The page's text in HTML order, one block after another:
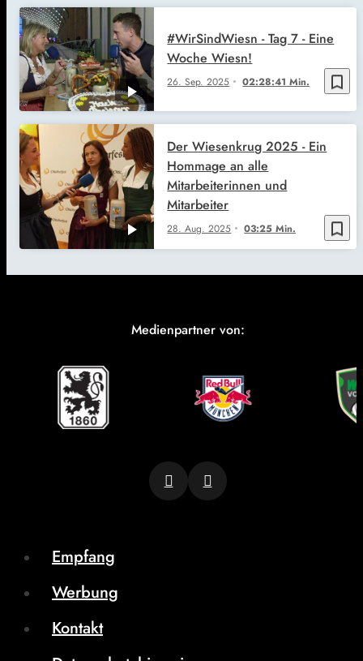
bookmark_border
26. Sep. 2025 02:28:41 Min.
#WirSindWiesn - Tag 7 - Eine
Woche Wiesn!
bookmark_border
28. Aug. 2025 03:25 Min.
Der Wiesenkrug 2025 - Ein
Hommage an alle
Mitarbeiterinnen und
Mitarbeiter
Medienpartner von:
Empfang
Werbung
Kontakt